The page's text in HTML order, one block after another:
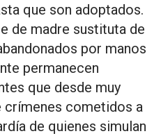
que son adoptados.
de madre sustituta de
por manos
permanecen
que desde muy
cometidos a
de quienes simulan